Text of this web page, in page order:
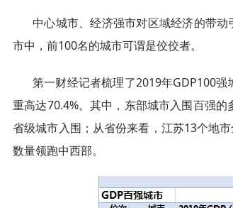
中心城市、经济强市对区域经济的带
市中，前100名的城市可谓是佼佼者。
第一财经记者梳理了2019年GDP100
重高达70.4%。其中，东部城市入围百强
省级城市入围；从省份来看，江苏13个地
数量领跑中西部。